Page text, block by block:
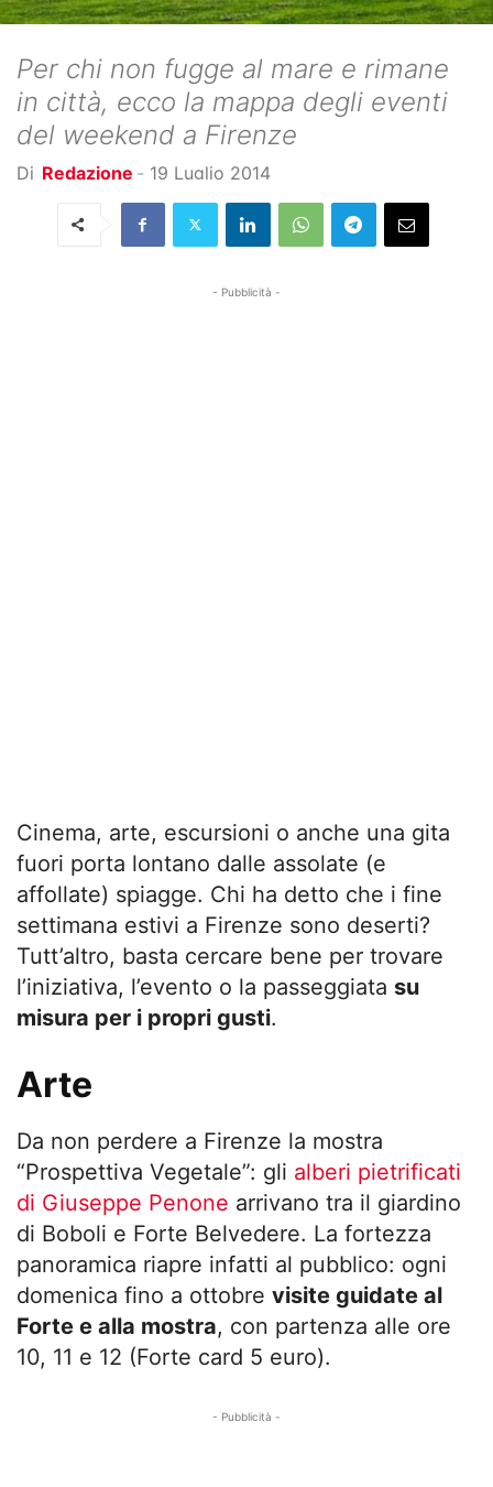
Per chi non fugge al mare e rimane
in città, ecco la mappa degli eventi
del weekend a Firenze
Di Redazione - 19 Luglio 2014
- Pubblicità -
Cinema, arte, escursioni o anche una gita
fuori porta lontano dalle assolate (e
affollate) spiagge. Chi ha detto che i fine
settimana estivi a Firenze sono deserti?
Tutt’altro, basta cercare bene per trovare
l’iniziativa, l’evento o la passeggiata su
misura per i propri gusti.
Arte
Da non perdere a Firenze la mostra
“Prospettiva Vegetale”: gli alberi pietrificati
di Giuseppe Penone arrivano tra il giardino
di Boboli e Forte Belvedere. La fortezza
panoramica riapre infatti al pubblico: ogni
domenica fino a ottobre visite guidate al
Forte e alla mostra, con partenza alle ore
10, 11 e 12 (Forte card 5 euro).
- Pubblicità -